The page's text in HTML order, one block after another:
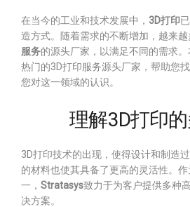
在当今的工业和技术发展中， 3D打印
造方式。随着需求的不断增加，越来
服务的源头厂家，以满足不同的需求
热门的3D打印服务源头厂家，帮助您
您对这一领域的认识。
理解3D打印
3D打印技术的出现，使得设计和制造
的材料也使其具备了更高的灵活性。
一， Stratasys致力于为客户提供多种
决方案。